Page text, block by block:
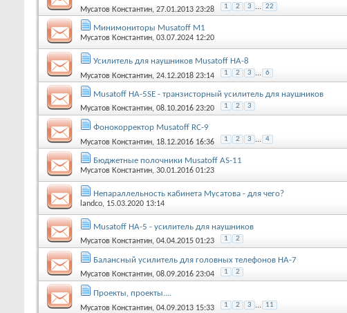
Мусатов Константин, 27.01.2013 23:28 1 2 3 ... 22
Минимониторы Musatoff M1
Мусатов Константин, 03.07.2024 12:20
Усилитель для наушников Musatoff HA-8
Мусатов Константин, 24.12.2018 23:14 1 2 3 ... 6
Musatoff HA-5SE - транзисторный усилитель для наушников
Мусатов Константин, 08.10.2016 23:20 1 2 3
Фонокорректор Musatoff RC-9
Мусатов Константин, 18.12.2016 16:36 1 2 3 ... 4
Бюджетные полочники Musatoff AS-11
Мусатов Константин, 30.01.2016 01:23
Непараллельность кабинета Мусатова - для чего?
landco, 15.03.2020 13:14
Musatoff HA-5 - усилитель для наушников
Мусатов Константин, 04.04.2015 01:23 1 2
Балансный усилитель для головных телефонов HA-7
Мусатов Константин, 08.09.2016 23:04 1 2
Проекты, проекты....
Мусатов Константин, 04.09.2013 15:33 1 2 3 ... 11